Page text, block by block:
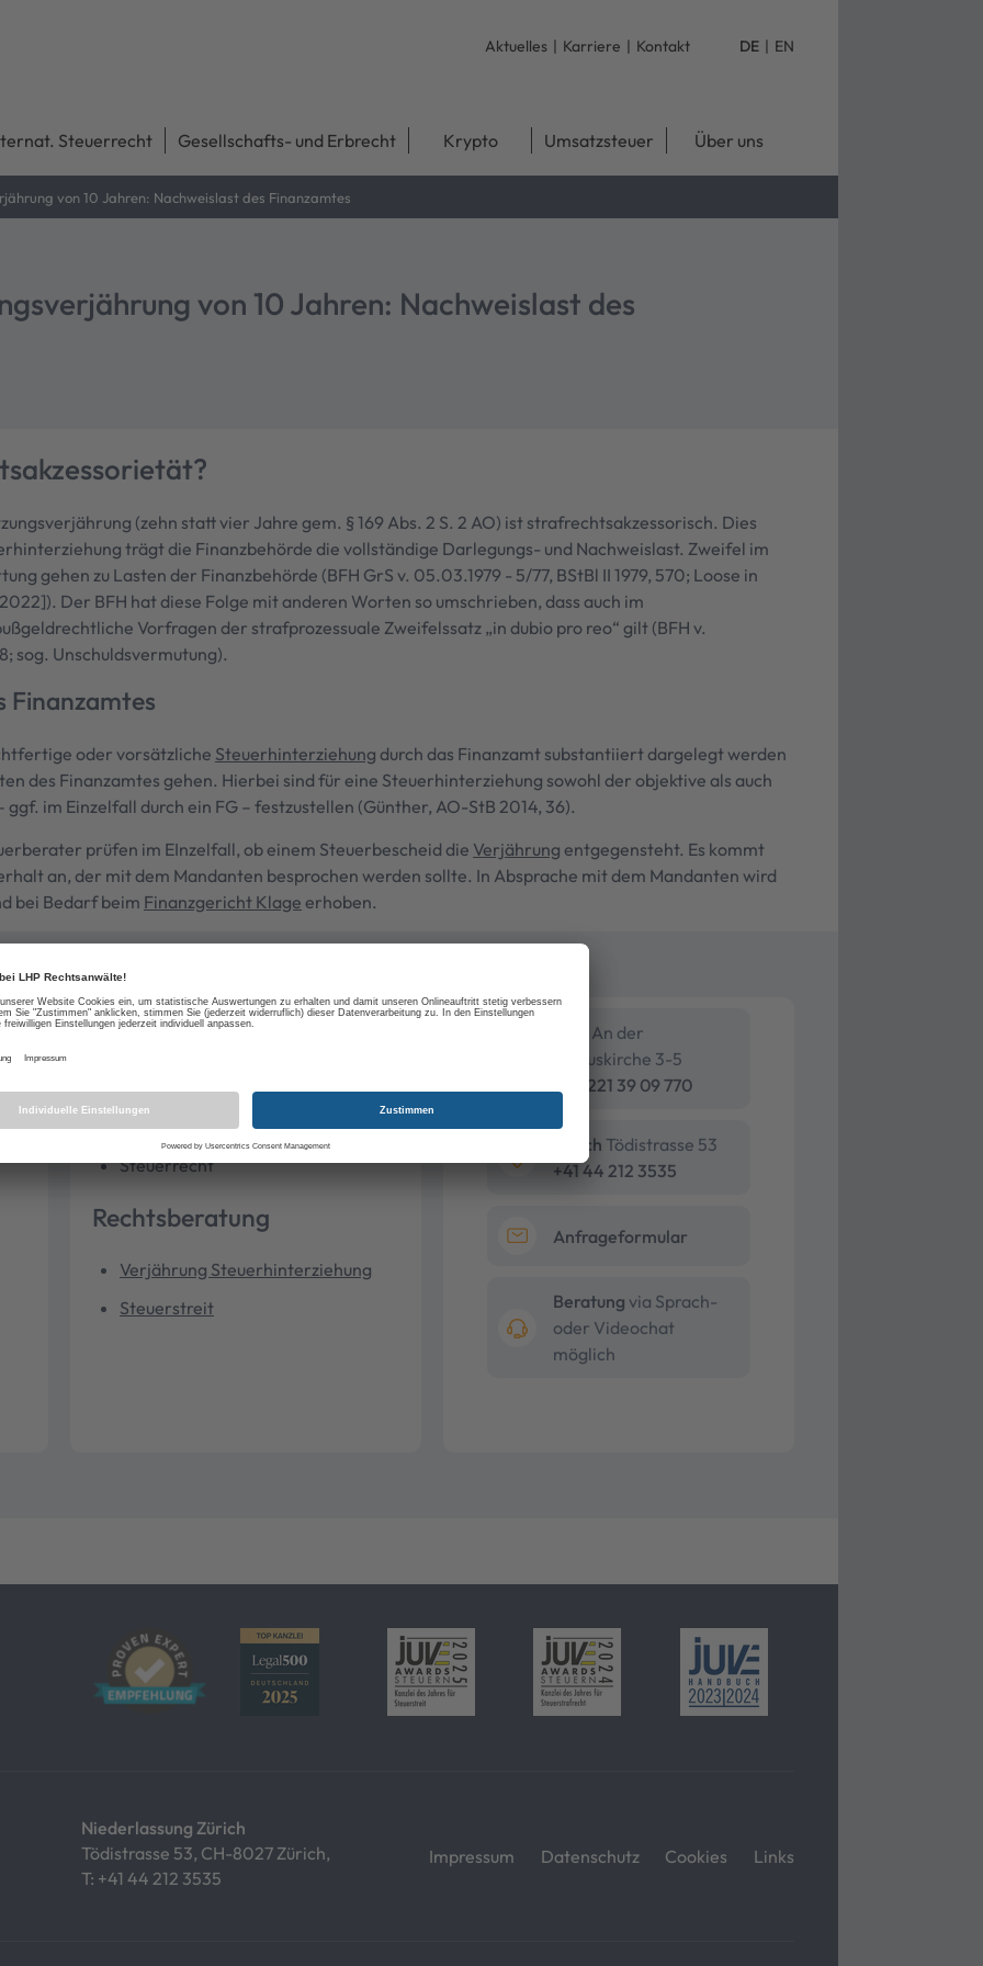
Aktuelles | Karriere | Kontakt DE | EN
Steuerrecht Gesellschafts- und Erbrecht Krypto Umsatzsteuer Über uns
von 10 Jahren: Nachweislast des Finanzamtes
von 10 Jahren: Nachweislast des
(zehn statt vier Jahre gem. § 169 Abs. 2 S. 2 AO) ist strafrechtsakzessorisch. Dies
trägt die Finanzbehörde die vollständige Darlegungs- und Nachweislast. Zweifel im
gehen zu Lasten der Finanzbehörde (BFH GrS v. 05.03.1979 - 5/77, BStBl II 1979, 570; Loose in
Der BFH hat diese Folge mit anderen Worten so umschrieben, dass auch im
Vorfragen der strafprozessuale Zweifelssatz „in dubio pro reo“ gilt (BFH v.
sog. Unschuldsvermutung).
Finanzamtes
oder vorsätzliche Steuerhinterziehung durch das Finanzamt substantiiert dargelegt werden
des Finanzamtes gehen. Hierbei sind für eine Steuerhinterziehung sowohl der objektive als auch
im Einzelfall durch ein FG – festzustellen (Günther, AO-StB 2014, 36).
prüfen im EInzelfall, ob einem Steuerbescheid die Verjährung entgegensteht. Es kommt
an, der mit dem Mandanten besprochen werden sollte. In Absprache mit dem Mandanten wird
bei Bedarf beim Finanzgericht Klage erhoben.
Thema
Steuerstrafrecht
Steuerhinterziehung
Steuerrecht
Rechtsberatung
Verjährung Steuerhinterziehung
Steuerstreit
An der
Pauluskirche 3-5
+49 221 39 09 770
Zürich Tödistrasse 53
+41 44 212 3535
Anfrageformular
Beratung via Sprach-
oder Videochat
möglich
Niederlassung Zürich
Tödistrasse 53, CH-8027 Zürich,
T: +41 44 212 3535
Impressum Datenschutz Cookies Links